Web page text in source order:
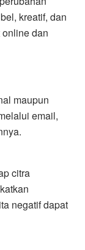
kreatif, dan
dan
maupun
email,
citra
negatif dapat